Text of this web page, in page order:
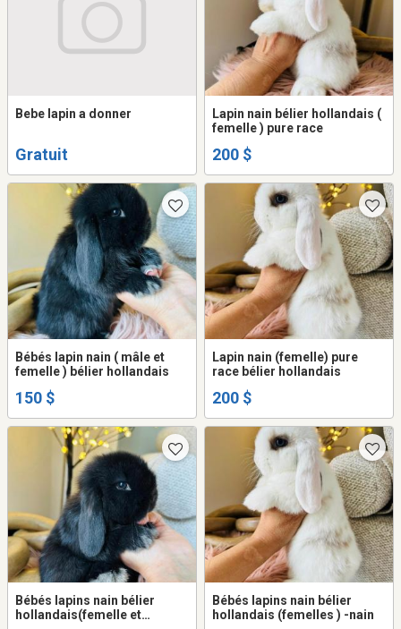
Bebe lapin a donner
Gratuit
Lapin nain bélier hollandais (
femelle ) pure race
200 $
Bébés lapin nain ( mâle et
femelle ) bélier hollandais
150 $
Lapin nain (femelle) pure
race bélier hollandais
200 $
Bébés lapins nain bélier
hollandais(femelle et
Bébés lapins nain bélier
hollandais (femelles ) -nain